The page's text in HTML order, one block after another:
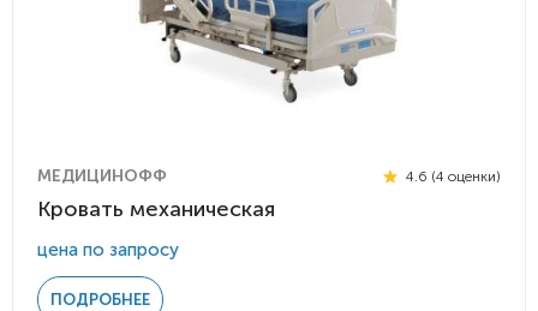
МЕДИЦИНОФФ 4.6 (4 оценки)
Кровать механическая
цена по запросу
ПОДРОБНЕЕ